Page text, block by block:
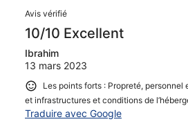
Avis vérifié
10/10 Excellent
Ibrahim
13 mars 2023
Les points forts : Propreté, personnel
et infrastructures et conditions de
Traduire avec Google